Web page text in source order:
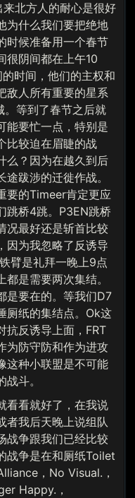
来北方人的耐心是很好
为什么我们要把绝地
时候准备用一个春节
很阴间都在上午10
时间，他们的主权和
敌人所有重要的星系
。等到了春节之后就
能要忙一点，特别是
比较迫在眉睫的战
么？因为在越久到后
跋涉的迁徙作战。
要的Timeer肯定更应
跳桥4跳。P3EN跳桥
况最好还是斩首比较
因为我忽略了反诱导
臂是礼拜一晚上9点
是需要两次集结。
是要在的。等我们D7
厕纸的集结点。Ok这
抗反诱导上面，FRT
为防守防和作为进攻
这种小联盟是不可能
斗。
看看就好了，在我说
者我后天晚上说组队
战争跟我们已经比较
战争是在和厕纸Toilet
，No Visual.，
Happy.，